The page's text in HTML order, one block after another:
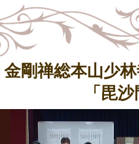
金剛禅総本山少
「毘